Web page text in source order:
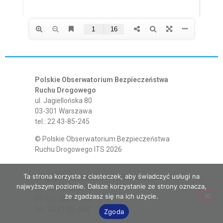
Polskie Obserwatorium Bezpieczeństwa
Ruchu Drogowego
ul. Jagiellońska 80
03-301 Warszawa
tel.: 22 43-85-245
© Polskie Obserwatorium Bezpieczeństwa
Ruchu Drogowego ITS 2026
Instytut Transportu Samochodowego
ul. Jagiellońska 80
03-301 Warszawa
Ta strona korzysta z ciasteczek, aby świadczyć usługi na
najwyższym poziomie. Dalsze korzystanie ze strony oznacza,
że zgadzasz się na ich użycie.
Zgoda